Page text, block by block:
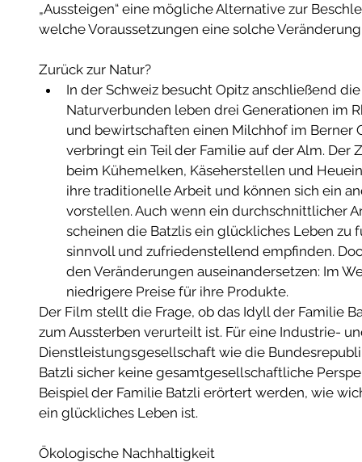
„Aussteigen“ eine mögliche Alternative zur
welche Voraussetzungen eine solche
Zurück zur Natur?
In der Schweiz besucht Opitz anschließend
Naturverbunden leben drei Generationen im
und bewirtschaften einen Milchhof im Berner
verbringt ein Teil der Familie auf der Alm. Der
beim Kühemelken, Käseherstellen und
ihre traditionelle Arbeit und können sich ein
vorstellen. Auch wenn ein durchschnittlicher
scheinen die Batzlis ein glückliches Leben zu
sinnvoll und zufriedenstellend empfinden.
den Veränderungen auseinandersetzen: Im
niedrigere Preise für ihre Produkte.
Der Film stellt die Frage, ob das Idyll der Familie
zum Aussterben verurteilt ist. Für eine Industrie-
Dienstleistungsgesellschaft wie die
Batzli sicher keine gesamtgesellschaftliche
Beispiel der Familie Batzli erörtert werden, wie
ein glückliches Leben ist.
Ökologische Nachhaltigkeit